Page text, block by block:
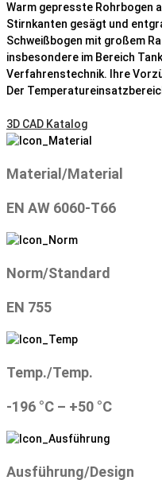
Warm gepresste Rohrbogen
Stirnkanten gesägt und
Schweißbogen mit großem
insbesondere im Bereich
Verfahrenstechnik. Ihre
Der
3D CAD Katalog
Material/Material
EN AW 6060-T66
Norm/Standard
EN 755
Temp./Temp.
-196 °C – +50 °C
Ausführung/Design